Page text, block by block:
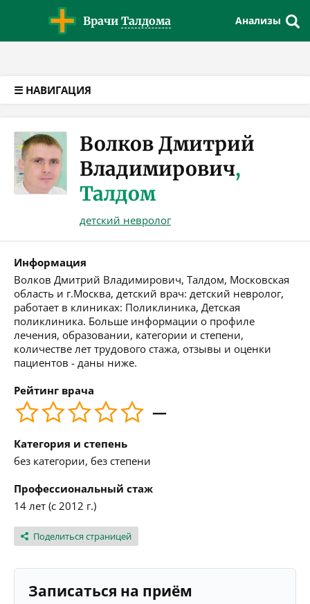
Врачи Талдома Анализы
☰ НАВИГАЦИЯ
Волков Дмитрий
Владимирович,
Талдом
детский невролог
Информация
Волков Дмитрий Владимирович, Талдом, Московская
область и г.Москва, детский врач: детский невролог,
работает в клиниках: Поликлиника, Детская
поликлиника. Больше информации о профиле
лечения, образовании, категории и степени,
количестве лет трудового стажа, отзывы и оценки
пациентов - даны ниже.
Рейтинг врача
—
Категория и степень
без категории, без степени
Профессиональный стаж
14 лет (с 2012 г.)
Поделиться страницей
Записаться на приём